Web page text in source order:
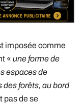
imposée comme
« une forme de
espaces de
des forêts, au bord
pas de se